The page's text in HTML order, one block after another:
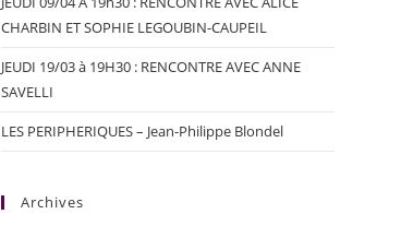
CHARBIN ET SOPHIE LEGOUBIN-CAUPEIL
JEUDI 19/03 à 19H30 : RENCONTRE AVEC ANNE
SAVELLI
LES PERIPHERIQUES – Jean-Philippe Blondel
Archives